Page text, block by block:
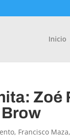
Inicio
Zoé
Brow
, Francisco Maza,